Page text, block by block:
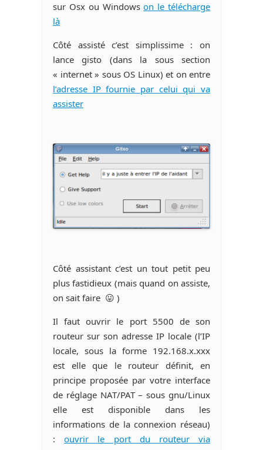
sur Osx ou Windowson le télécharge
là
Côté assisté c’est simplissime : on
lance gisto (dans la sous section
« internet » sous OS Linux) et on entre
l’adresse IP fournie par celui qui va
assister
Côté assistant c’est un tout petit peu
plus fastidieux (mais quand on assiste,
on sait faire 😛 )
Il faut ouvrir le port 5500 de son
routeur sur son adresse IP locale (l’IP
locale, sous la forme 192.168.x.xxx
est elle que le routeur définit, en
principe proposée par votre interface
de réglage NAT/PAT – sous gnu/Linux
elle est disponible dans les
informations de la connexion réseau)
:
ouvrir le port du routeur via